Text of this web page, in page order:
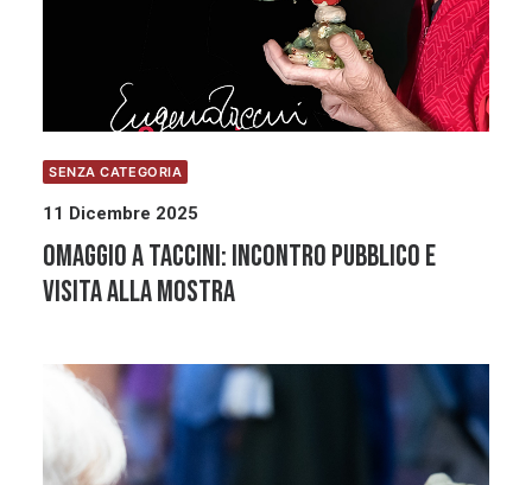
SENZA CATEGORIA
11 Dicembre 2025
Omaggio a Taccini: incontro pubblico e
visita alla mostra